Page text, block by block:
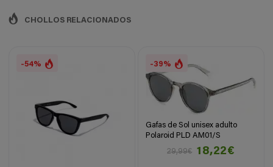
CHOLLOS RELACIONADOS
-54% -39%
Gafas de Sol unisex adulto
Polaroid PLD AM01/S
29,99€
18,22€